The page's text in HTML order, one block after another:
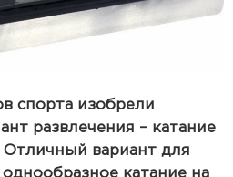
спорта изобрели
развлечения – катание
Отличный вариант для
катание на